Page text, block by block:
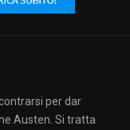
per dar
Austen. Si tratta